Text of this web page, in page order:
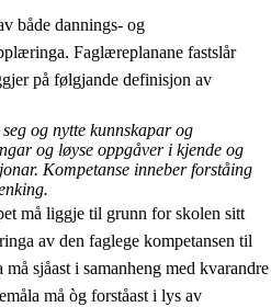
og danning
både dannings- og
Faglæreplanane fastslår
på følgjande definisjon av
og nytte kunnskapar og
og løyse oppgåver i kjende og
Kompetanse inneber forståing
må liggje til grunn for skolen sitt
av den faglege kompetansen til
sjåast i samanheng med kvarandre
må òg forståast i lys av